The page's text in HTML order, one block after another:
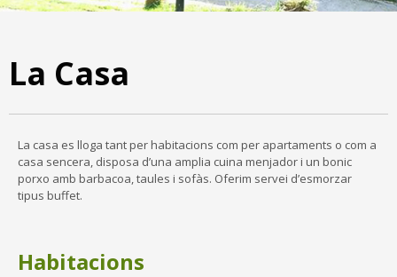
La Casa
La casa es lloga tant per habitacions com per apartaments o com a
casa sencera, disposa d’una amplia cuina menjador i un bonic
porxo amb barbacoa, taules i sofàs. Oferim servei d’esmorzar
tipus buffet.
Habitacions